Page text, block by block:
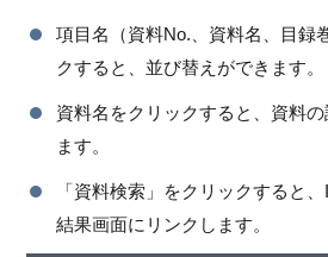
項目名（資料No.、資料名、目録
クすると、並び替えができます。
資料名をクリックすると、資料
ます。
「資料検索」をクリックすると
結果画面にリンクします。